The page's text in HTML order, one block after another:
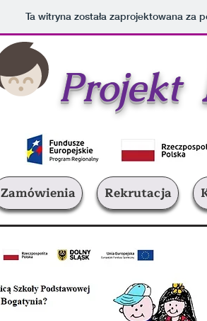
Ta witryna została zaprojektowana za
Projekt
Zamówienia Rekrutacja